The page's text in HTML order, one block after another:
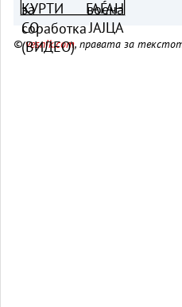
©vesnik.com, правата за